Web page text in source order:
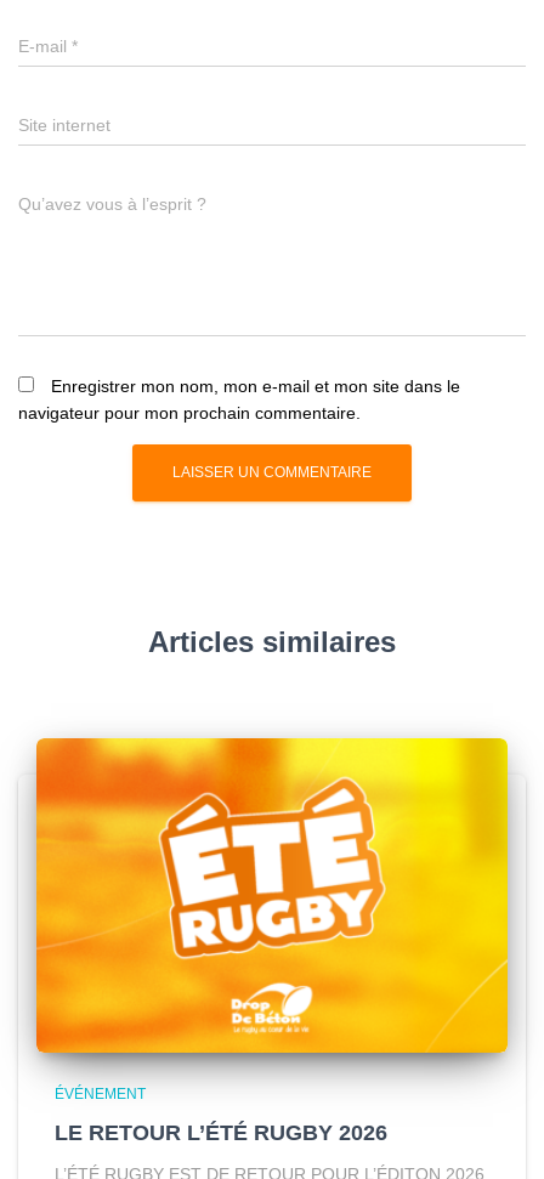
E-mail *
Site internet
Qu’avez vous à l’esprit ?
Enregistrer mon nom, mon e-mail et mon site dans le
navigateur pour mon prochain commentaire.
Articles similaires
ÉVÉNEMENT
LE RETOUR L’ÉTÉ RUGBY 2026
L’ÉTÉ RUGBY EST DE RETOUR POUR L’ÉDITON 2026